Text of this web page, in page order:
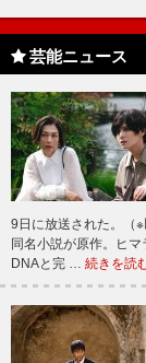
芸能ニュース
9日に放送された。（
同名小説が原作。ヒ
DNAと完 … 続きを読